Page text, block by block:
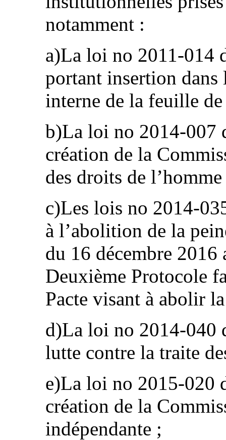
notamment :
a)La loi no 2011-014
portant insertion
interne de la feuille
b)La loi no 2014-007
création de la
des droits de
c)Les lois no 2014-
à l’abolition de la
du 16 décembre
Deuxième Protocole
Pacte visant à abolir
d)La loi no 2014-040
lutte contre la traite
e)La loi no 2015-020
création de la
indépendante ;